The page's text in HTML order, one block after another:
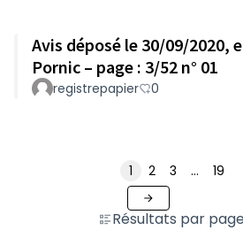
Avis déposé le 30/09/2020,
Pornic – page : 3/52 n° 01
registrepapier 0
Résultats par
1 2 3 … 19